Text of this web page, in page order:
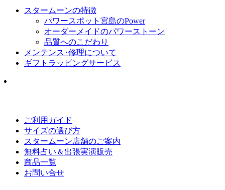
スタームーンの特徴
パワースポット宮島のPower
オーダーメイドのパワーストーン
品質へのこだわり
メンテンス･修理について
ギフトラッピングサービス
ご利用ガイド
サイズの選び方
スタームーン店舗のご案内
無料占い＆出張実演販売
商品一覧
お問い合せ